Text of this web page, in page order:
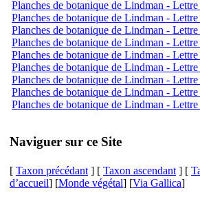
Planches de botanique de Lindman - Lettre
Planches de botanique de Lindman - Lettre
Planches de botanique de Lindman - Lettre
Planches de botanique de Lindman - Lettre
Planches de botanique de Lindman -
Planches de botanique de Lindman -
Planches de botanique de Lindman -
Planches de botanique de Lindman -
Planches de botanique de Lindman -
Naviguer sur ce Site
[ Taxon précédant ] [ Taxon ascendant ] [
d’accueil] [Monde végétal] [Via Gallica]